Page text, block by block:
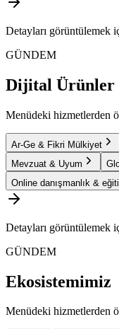
Detayları görüntülemek
GÜNDEM
Dijital Ürünler
Menüdeki hizmetlerden
Ar-Ge & Fikri Mülkiyet
Mevzuat & Uyum
Online danışmanlık &
Detayları görüntülemek
GÜNDEM
Ekosistemimiz
Menüdeki hizmetlerden